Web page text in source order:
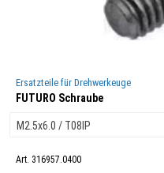
Ersatzteile für Drehwerkeuge
FUTURO Schraube
Art. 316957.0400